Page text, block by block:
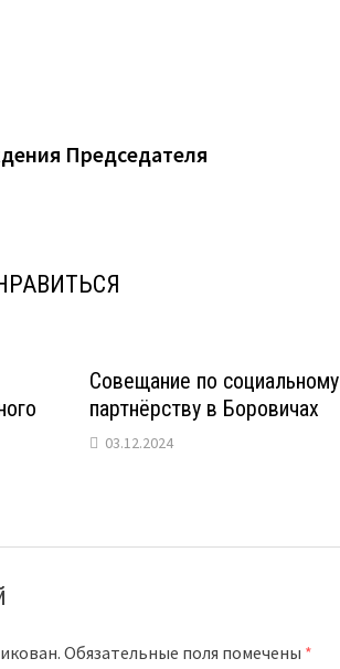
Председателя
Совещание по социальному
партнёрству в Боровичах
03.12.2024
Обязательные поля помечены *